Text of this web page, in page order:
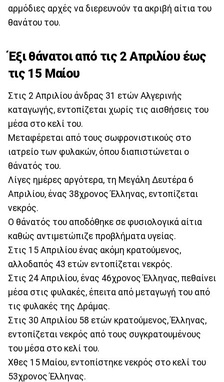
αρμόδιες αρχές να διερευνούν τα ακριβή αίτια του
θανάτου του.
Έξι θάνατοι από τις 2 Απριλίου έως
τις 15 Μαίου
Στις 2 Απριλίου άνδρας 31 ετών Αλγερινής
καταγωγής, εντοπίζεται χωρίς τις αισθήσεις του
μέσα στο κελί του.
Μεταφέρεται από τους σωφρονιστικούς στο
ιατρείο των φυλακών, όπου διαπιστώνεται ο
θάνατός του.
Λίγες ημέρες αργότερα, τη Μεγάλη Δευτέρα 6
Απριλίου, ένας 38χρονος Έλληνας, εντοπίζεται
νεκρός.
Ο θάνατός του αποδόθηκε σε φυσιολογικά αίτια
καθώς αντιμετώπιζε προβλήματα υγείας.
Στις 15 Απριλίου ένας ακόμη κρατούμενος,
αλλοδαπός 43 ετών εντοπίζεται νεκρός.
Στις 24 Απριλίου, ένας 46χρονος Έλληνας, πεθαίνει
μέσα στις φυλακές, έπειτα από μεταγωγή του από
τις φυλακές της Δράμας.
Στις 30 Απριλίου 58 ετών κρατούμενος, Έλληνας,
εντοπίζεται νεκρός από τους συγκρατουμένους
του μέσα στο κελί του.
Χθες 15 Μαίου, εντοπίστηκε νεκρός στο κελί του
53χρονος Έλληνας.